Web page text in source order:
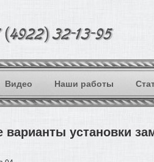
Видео Наши работы
установки